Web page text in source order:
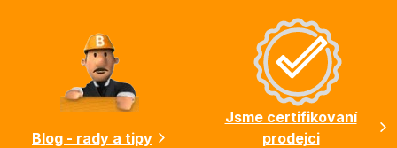
Blog - rady a tipy
Jsme certifikovaní
prodejci